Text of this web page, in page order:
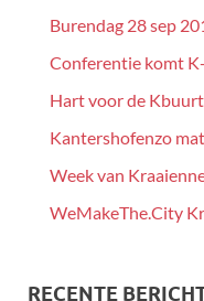
Burendag 28 sep
Conferentie komt
Hart voor de
Kantershofenzo
Week van
WeMakeThe.City
RECENTE